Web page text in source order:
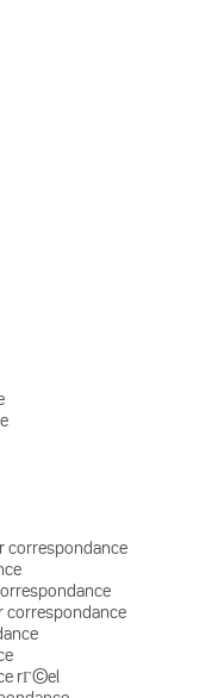
correspondance
correspondance
rГ©el